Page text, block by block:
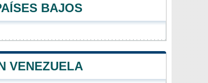
BAJOS
VENEZUELA